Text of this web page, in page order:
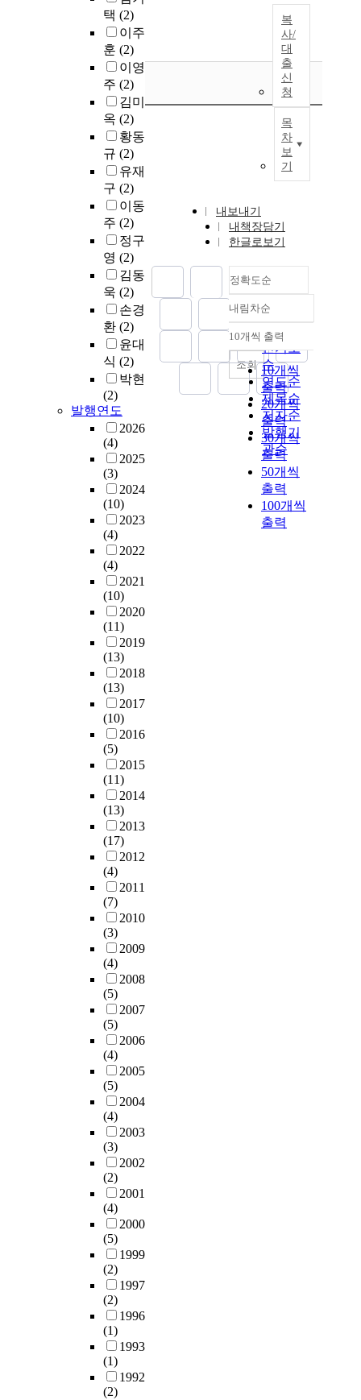
택 (2)
이주
훈 (2)
이영
주 (2)
김미
옥 (2)
황동
규 (2)
유재
구 (2)
이동
주 (2)
정구
영 (2)
김동
욱 (2)
손경
환 (2)
윤대
식 (2)
박현
(2)
발행연도
2026
(4)
2025
(3)
2024
(10)
2023
(4)
2022
(4)
2021
(10)
2020
(11)
2019
(13)
2018
(13)
2017
(10)
2016
(5)
2015
(11)
2014
(13)
2013
(17)
2012
(4)
2011
(7)
2010
(3)
2009
(4)
2008
(5)
2007
(5)
2006
(4)
2005
(5)
2004
(4)
2003
(3)
2002
(2)
2001
(4)
2000
(5)
1999
(2)
1997
(2)
1996
(1)
1993
(1)
1992
(2)
복
사/
대
출
신
청
목
차
보
기
내보내기
내책장담기
한글로보기
정확도순
정확도
순
인기도
순
연도순
제목순
저자순
발행기
관순
내림차순
내림차순
10개씩 출력
10개씩
출력
20개씩
출력
30개씩
출력
50개씩
출력
100개씩
출력
조회